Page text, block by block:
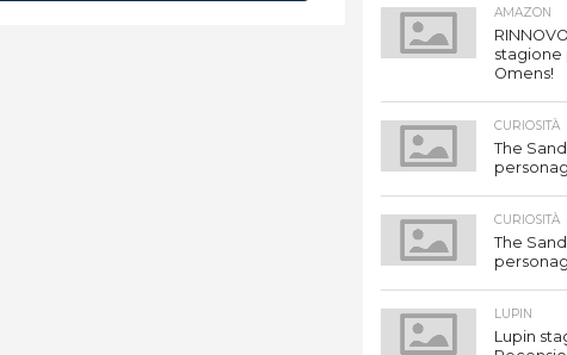
AMAZON
stagione
Omens!
CURIOSITÀ
The
CURIOSITÀ
The
LUPIN
Lupin